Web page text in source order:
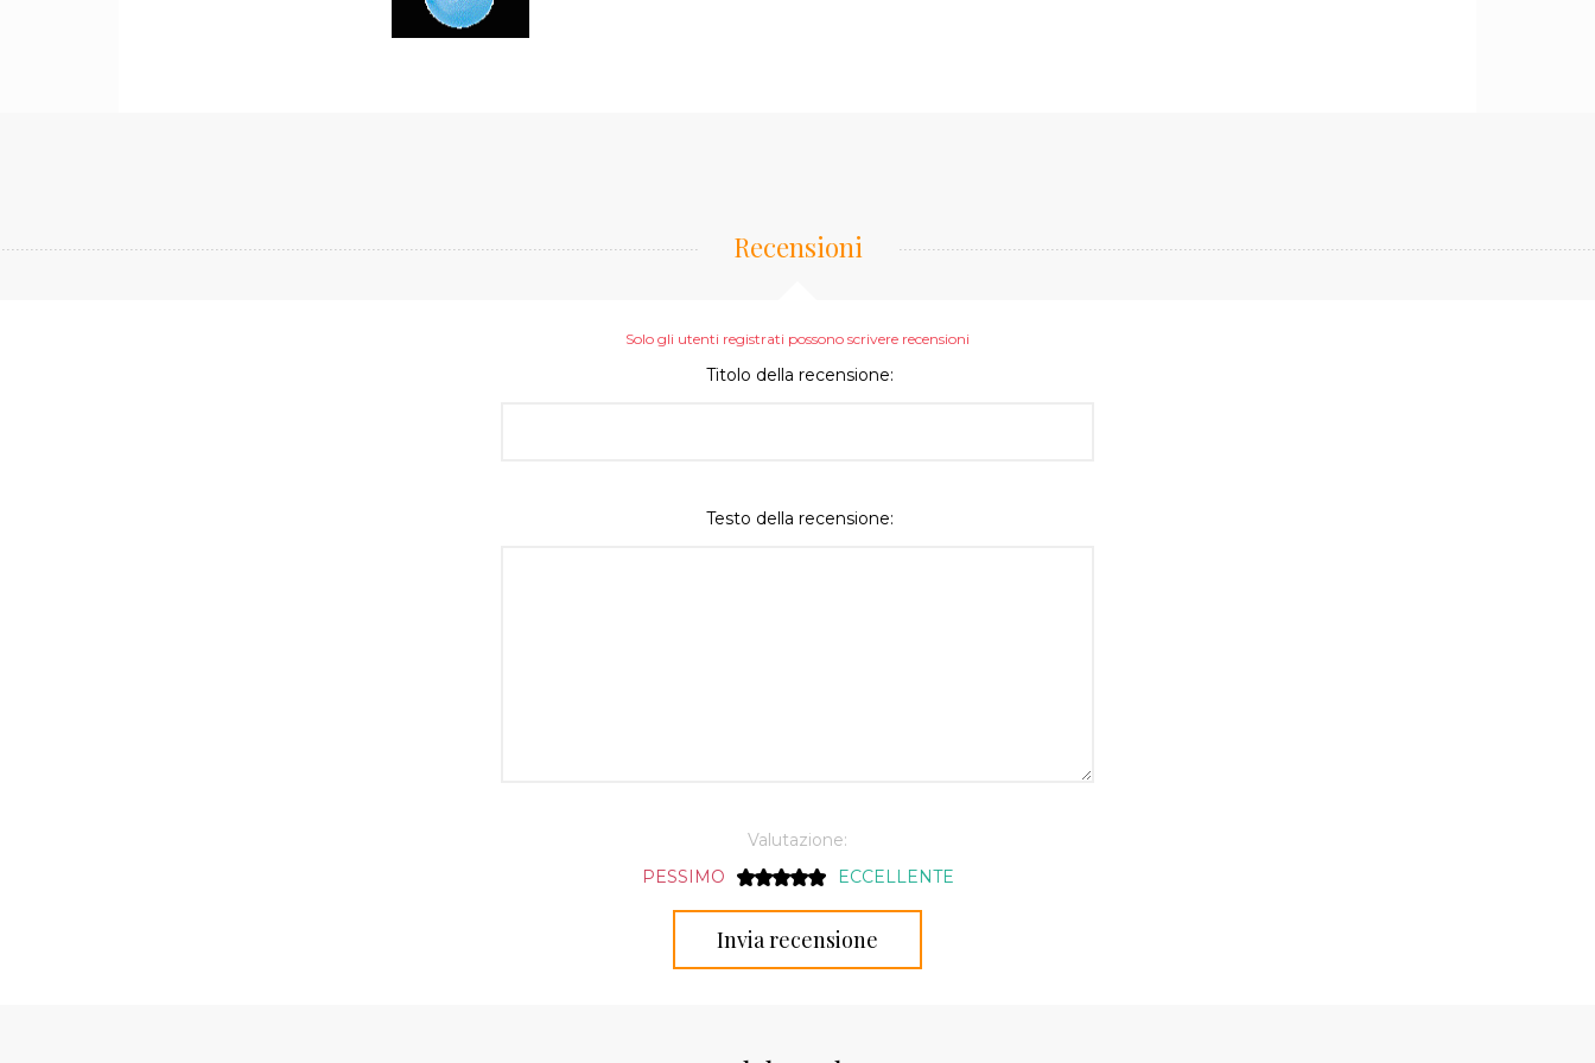
Recensioni
Solo gli utenti registrati possono scrivere recensioni
Titolo della recensione:
Testo della recensione:
Valutazione:
PESSIMO
ECCELLENTE